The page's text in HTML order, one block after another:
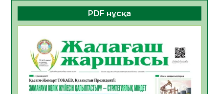
ҚҰРЫЛТАЙ САЙЛАУЫ – БОЛАШАҚҚА
БАСТАР ЖАУАПТЫ ТАҢДАУ
06.08.2026
Инфекциялық ауруларға қарсы иммундау
жұмыстарының тиімділігі
06.08.2026
34
PDF нұсқа